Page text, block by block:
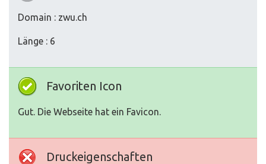
Domain : zwu.ch
Länge : 6
Favoriten Icon
Gut. Die Webseite hat ein Favicon.
Druckeigenschaften